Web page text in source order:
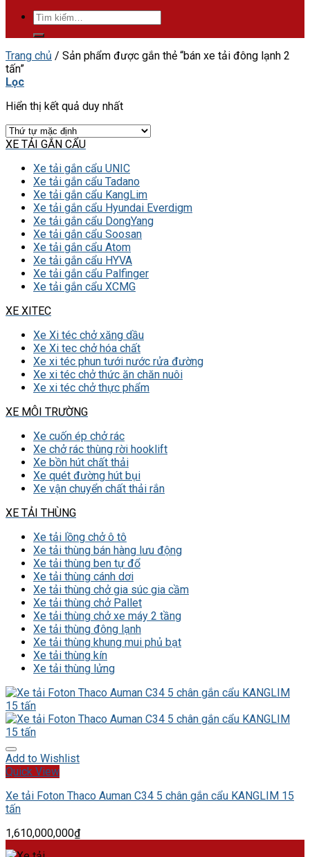
Tìm
kiếm:
Trang chủ / Sản phẩm được gắn thẻ “bán xe tải đông lạnh 2
tấn”
Lọc
Hiển thị kết quả duy nhất
XE TẢI GẮN CẨU
Xe tải gắn cẩu UNIC
Xe tải gắn cẩu Tadano
Xe tải gắn cẩu KangLim
Xe tải gắn cẩu Hyundai Everdigm
Xe tải gắn cẩu DongYang
Xe tải gắn cẩu Soosan
Xe tải gắn cẩu Atom
Xe tải gắn cẩu HYVA
Xe tải gắn cẩu Palfinger
Xe tải gắn cẩu XCMG
XE XITEC
Xe Xi téc chở xăng dầu
Xe Xi tec chở hóa chất
Xe xi téc phun tưới nước rửa đường
Xe xi téc chở thức ăn chăn nuôi
Xe xi téc chở thực phẩm
XE MÔI TRƯỜNG
Xe cuốn ép chở rác
Xe chở rác thùng rời hooklift
Xe bồn hút chất thải
Xe quét đường hút bụi
Xe vận chuyển chất thải rắn
XE TẢI THÙNG
Xe tải lồng chở ô tô
Xe tải thùng bán hàng lưu động
Xe tải thùng ben tự đổ
Xe tải thùng cánh dơi
Xe tải thùng chở gia súc gia cầm
Xe tải thùng chở Pallet
Xe tải thùng chở xe máy 2 tầng
Xe tải thùng đông lạnh
Xe tải thùng khung mui phủ bạt
Xe tải thùng kín
Xe tải thùng lửng
Add to Wishlist
Quick View
Xe tải Foton Thaco Auman C34 5 chân gắn cẩu KANGLIM 15
tấn
1,610,000,000₫